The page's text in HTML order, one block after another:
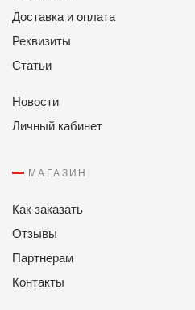
Доставка и оплата
Реквизиты
Статьи
Новости
Личный кабинет
МАГАЗИН
Как заказать
Отзывы
Партнерам
Контакты